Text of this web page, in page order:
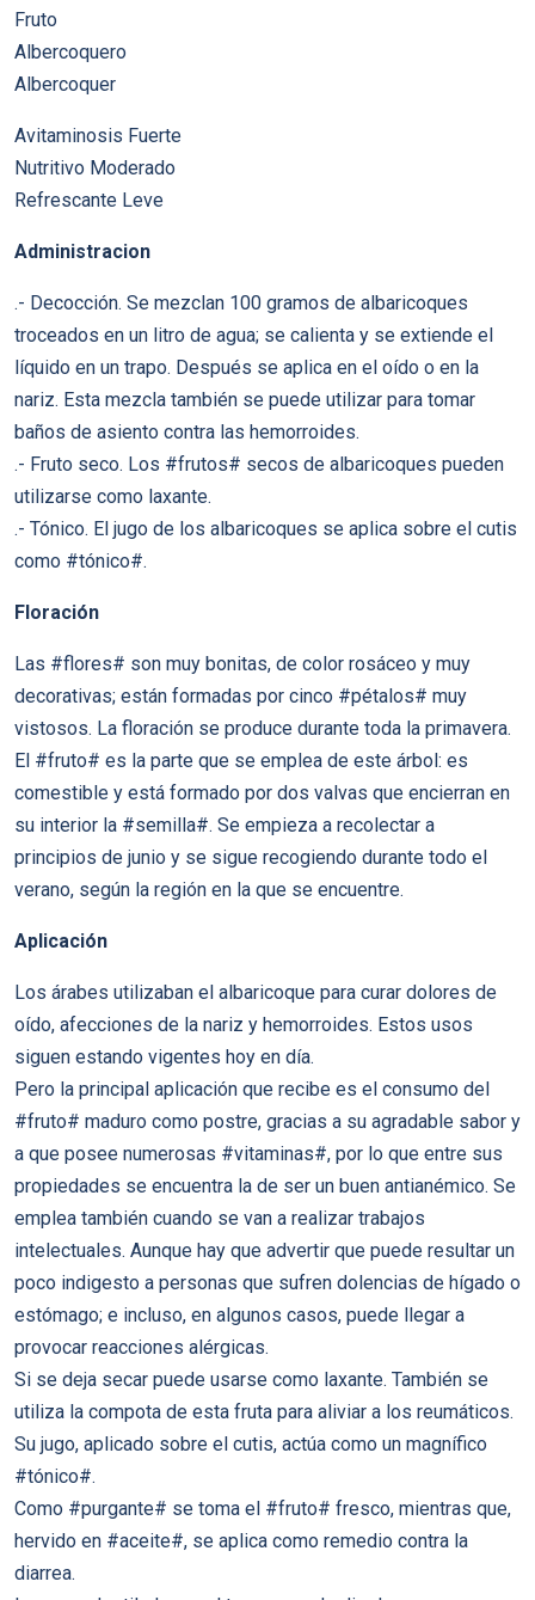
Fruto
Albercoquero
Albercoquer
Avitaminosis Fuerte
Nutritivo Moderado
Refrescante Leve
Administracion
.- Decocción. Se mezclan 100 gramos de albaricoques
troceados en un litro de agua; se calienta y se extiende el
líquido en un trapo. Después se aplica en el oído o en la
nariz. Esta mezcla también se puede utilizar para tomar
baños de asiento contra las hemorroides.
.- Fruto seco. Los #frutos# secos de albaricoques pueden
utilizarse como laxante.
.- Tónico. El jugo de los albaricoques se aplica sobre el cutis
como #tónico#.
Floración
Las #flores# son muy bonitas, de color rosáceo y muy
decorativas; están formadas por cinco #pétalos# muy
vistosos. La floración se produce durante toda la primavera.
El #fruto# es la parte que se emplea de este árbol: es
comestible y está formado por dos valvas que encierran en
su interior la #semilla#. Se empieza a recolectar a
principios de junio y se sigue recogiendo durante todo el
verano, según la región en la que se encuentre.
Aplicación
Los árabes utilizaban el albaricoque para curar dolores de
oído, afecciones de la nariz y hemorroides. Estos usos
siguen estando vigentes hoy en día.
Pero la principal aplicación que recibe es el consumo del
#fruto# maduro como postre, gracias a su agradable sabor y
a que posee numerosas #vitaminas#, por lo que entre sus
propiedades se encuentra la de ser un buen antianémico. Se
emplea también cuando se van a realizar trabajos
intelectuales. Aunque hay que advertir que puede resultar un
poco indigesto a personas que sufren dolencias de hígado o
estómago; e incluso, en algunos casos, puede llegar a
provocar reacciones alérgicas.
Si se deja secar puede usarse como laxante. También se
utiliza la compota de esta fruta para aliviar a los reumáticos.
Su jugo, aplicado sobre el cutis, actúa como un magnífico
#tónico#.
Como #purgante# se toma el #fruto# fresco, mientras que,
hervido en #aceite#, se aplica como remedio contra la
diarrea.